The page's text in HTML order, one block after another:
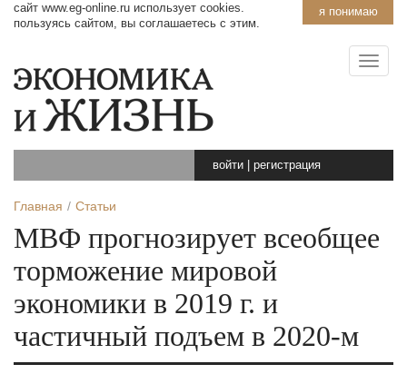
я понимаю
сайт www.eg-online.ru использует cookies.
пользуясь сайтом, вы соглашаетесь с этим.
войти регистрация
Главная Статьи
МВФ прогнозирует всеобщее
торможение мировой
экономики в 2019 г. и
частичный подъем в 2020-м